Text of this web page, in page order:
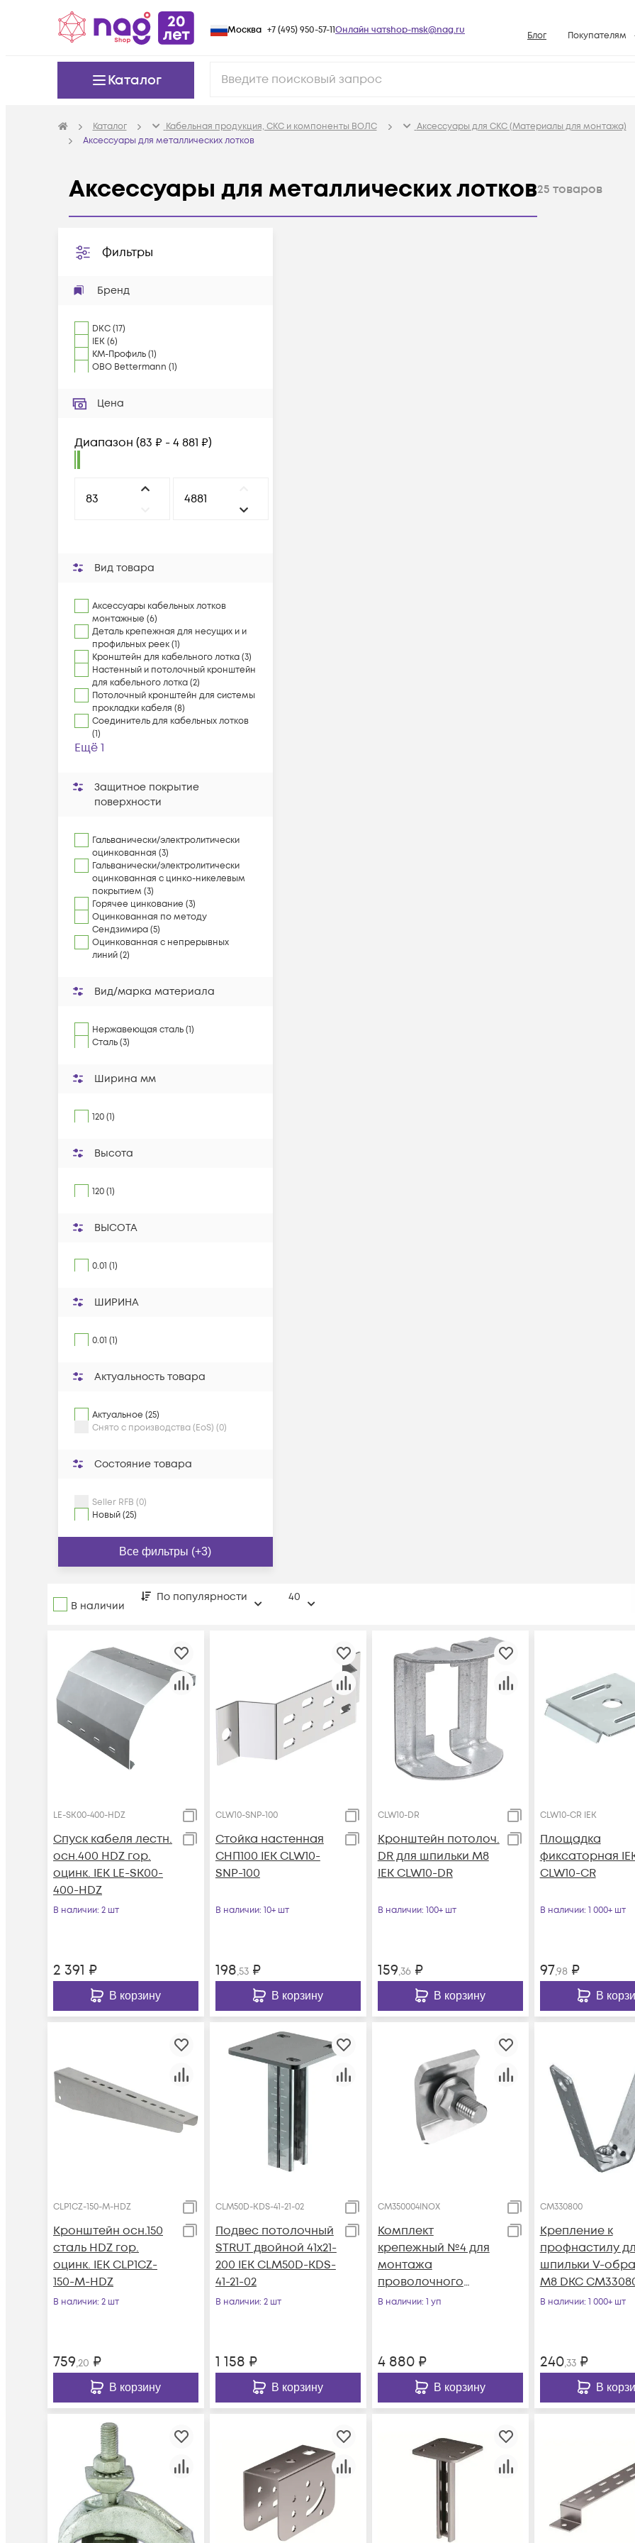
Москва +7 (495) 950-57-11Онлайн чатshop-msk@nag.ru Блог Покупателям
Условия
Каталог
Каталог Кабельная продукция, СКС и компоненты ВОЛС
Аксессуары для СКС (Материалы для монтажа)
Аксессуары для металлических лотков
Аксессуары для металлических лотков25 товаров
Фильтры
Бренд
DKC(17)
IEK(6)
КМ-Профиль(1)
OBO Bettermann (1)
Цена
Диапазон (83 ₽ - 4 881 ₽)
Вид товара
Аксессуары кабельных лотков
монтажные (6)
Деталь крепежная для несущих и и
профильных реек (1)
Кронштейн для кабельного лотка (3)
Настенный и потолочный кронштейн
для кабельного лотка (2)
Потолочный кронштейн для системы
прокладки кабеля (8)
Соединитель для кабельных лотков
(1)
Ещё 1
Защитное покрытие
поверхности
Гальванически/электролитически
оцинкованная (3)
Гальванически/электролитически
оцинкованная с цинко-никелевым
покрытием (3)
Горячее цинкование (3)
Оцинкованная по методу
Сендзимира (5)
Оцинкованная с непрерывных
линий (2)
Вид/марка материала
Нержавеющая сталь (1)
Сталь (3)
Ширина мм
120 (1)
Высота
120 (1)
ВЫСОТА
0.01 (1)
ШИРИНА
0.01 (1)
Актуальность товара
Актуальное (25)
Снято с производства (EoS) (0)
Состояние товара
Seller RFB (0)
Новый (25)
Все фильтры (+3)
В наличии
По популярности 40
LE-SK00-400-HDZ
Спуск кабеля лестн.
осн.400 HDZ гор.
оцинк. IEK LE-SK00-
400-HDZ
В наличии: 2 шт
2 391 ₽
В корзину
CLW10-SNP-100
Стойка настенная
СНП100 IEK CLW10-
SNP-100
В наличии: 10+ шт
198,53₽
В корзину
CLW10-DR
Кронштейн потолоч.
DR для шпильки М8
IEK CLW10-DR
В наличии: 100+ шт
159,36₽
В корзину
CLW10-CR IEK
Площадка
фиксаторная
CLW10-CR
В наличии: 1 000+ шт
97,98₽
В
CLP1CZ-150-M-HDZ
Кронштейн осн.150
сталь HDZ гор.
оцинк. IEK CLP1CZ-
150-M-HDZ
В наличии: 2 шт
759,20 ₽
В корзину
CLM50D-KDS-41-21-02
Подвес потолочный
STRUT двойной 41х21-
200 IEK CLM50D-KDS-
41-21-02
В наличии: 2 шт
1 158 ₽
В корзину
CM350004INOX
Комплект
крепежный №4 для
монтажа
проволочного
лотка INOX (уп.50шт)
В наличии: 1 уп
4 880₽
В корзину
CM330800
Крепление к
профнастилу
шпильки V-
М8 DKC
В наличии: 1 000+ шт
240,33₽
В